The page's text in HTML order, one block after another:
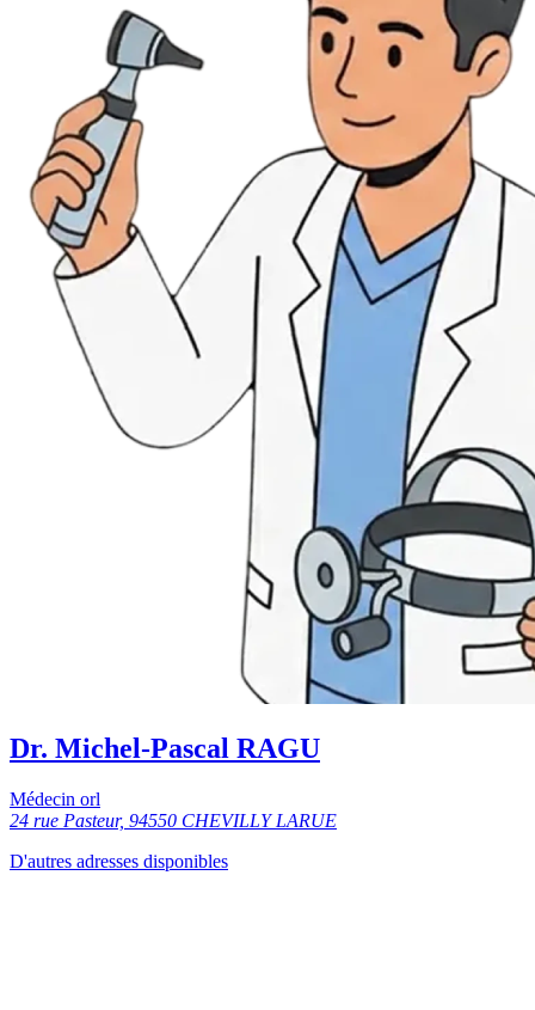
Dr. Michel-Pascal RAGU
Médecin orl
24 rue Pasteur, 94550 CHEVILLY LARUE
D'autres adresses disponibles